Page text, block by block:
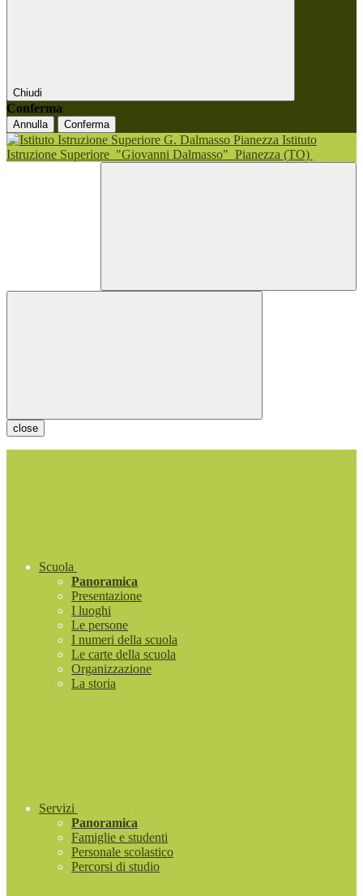
Chiudi
Conferma
Annulla Conferma
Istituto
Istruzione Superiore "Giovanni Dalmasso" Pianezza (TO)
close
Scuola
Panoramica
Presentazione
I luoghi
Le persone
I numeri della scuola
Le carte della scuola
Organizzazione
La storia
Servizi
Panoramica
Famiglie e studenti
Personale scolastico
Percorsi di studio